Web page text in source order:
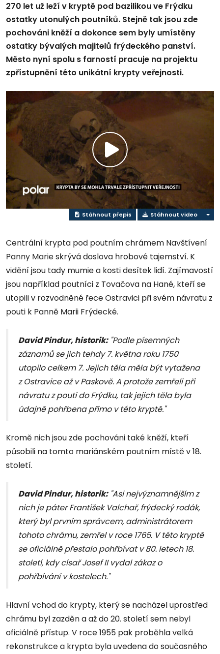
270 let už leží v kryptě pod bazilikou ve Frýdku
ostatky utonulých poutníků. Stejně tak jsou zde
pochováni kněží a dokonce sem byly umístěny
ostatky bývalých majitelů frýdeckého panství.
Město nyní spolu s farností pracuje na projektu
zpřístupnění této unikátní krypty veřejnosti.
Přehrát
video
Stáhnout přepis Stáhnout video
Centrální krypta pod poutním chrámem Navštívení
Panny Marie skrývá doslova hrobové tajemství. K
vidění jsou tady mumie a kosti desítek lidí. Zajímavostí
jsou například poutníci z Tovačova na Hané, kteří se
utopili v rozvodněné řece Ostravici při svém návratu z
pouti k Panně Marii Frýdecké.
David Pindur, historik:"Podle písemných
záznamů se jich tehdy 7. května roku 1750
utopilo celkem 7. Jejich těla měla být vytažena
z Ostravice až v Paskově. A protože zemřeli při
návratu z pouti do Frýdku, tak jejich těla byla
údajně pohřbena přímo v této kryptě."
Kromě nich jsou zde pochováni také kněží, kteří
působili na tomto mariánském poutním místě v 18.
století.
David Pindur, historik:"Asi nejvýznamnějším z
nich je páter František Valchař, frýdecký rodák,
který byl prvním správcem, administrátorem
tohoto chrámu, zemřel v roce 1765. V této kryptě
se oficiálně přestalo pohřbívat v 80. letech 18.
století, kdy císař Josef II vydal zákaz o
pohřbívání v kostelech."
Hlavní vchod do krypty, který se nacházel uprostřed
chrámu byl zazděn a až do 20. století sem nebyl
oficiálně přístup. V roce 1955 pak proběhla velká
rekonstrukce a krypta byla uvedena do současného